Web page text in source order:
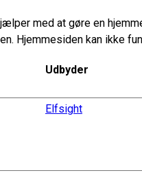
med at gøre en
Hjemmesiden kan ikke
Udbyder
Elfsight